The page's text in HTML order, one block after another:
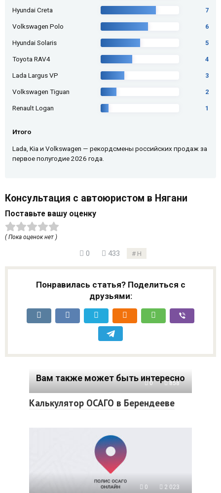
Hyundai Creta 7
Volkswagen Polo 6
Hyundai Solaris 5
Toyota RAV4 4
Lada Largus VP 3
Volkswagen Tiguan 2
Renault Logan 1
Итого
Lada, Kia и Volkswagen — рекордсмены российских продаж за
первое полугодие 2026 года.
Консультация с автоюристом в Нягани
Поставьте вашу оценку
( Пока оценок нет )
0 433 Н
Понравилась статья? Поделиться с
друзьями:
Вам также может быть интересно
0 858
Калькулятор ОСАГО в Берендееве
0 2 023